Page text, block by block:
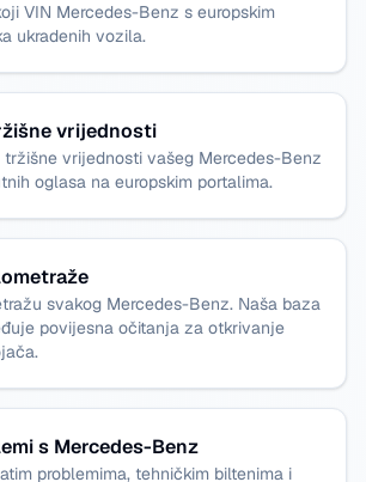
VIN Mercedes-Benz s europskim
ukradenih vozila.
vrijednosti
tržišne vrijednosti vašeg Mercedes-Benz
oglasa na europskim portalima.
svakog Mercedes-Benz. Naša baza
povijesna očitanja za otkrivanje
s Mercedes-Benz
problemima, tehničkim biltenima i